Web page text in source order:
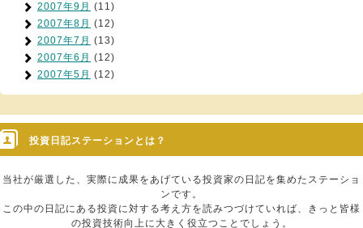
2007年9月 (11)
2007年8月 (12)
2007年7月 (13)
2007年6月 (12)
2007年5月 (12)
投資日記ステーションとは？
当社が厳選した、実際に成果をあげている投資家の日記を集めたステーショ
ンです。
この中の日記にある投資に対する考え方を読みつづけていれば、きっと皆様
の投資技術向上に大きく役立つことでしょう。